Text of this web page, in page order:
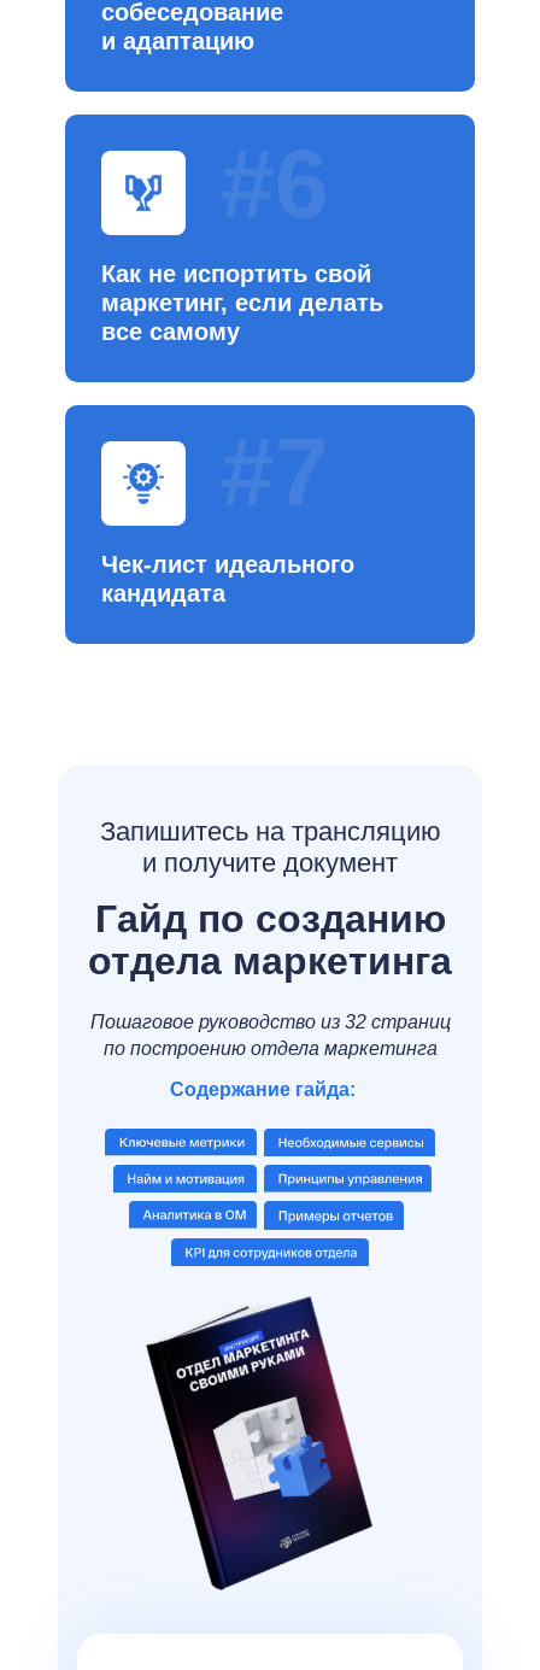
собеседование
и адаптацию
Как не испортить свой
маркетинг, если делать
все самому
Чек-лист идеального
кандидата
Запишитесь на трансляцию
и получите документ
Гайд по созданию
отдела маркетинга
Пошаговое руководство из 32 страниц
по построению отдела маркетинга
Содержание гайда: